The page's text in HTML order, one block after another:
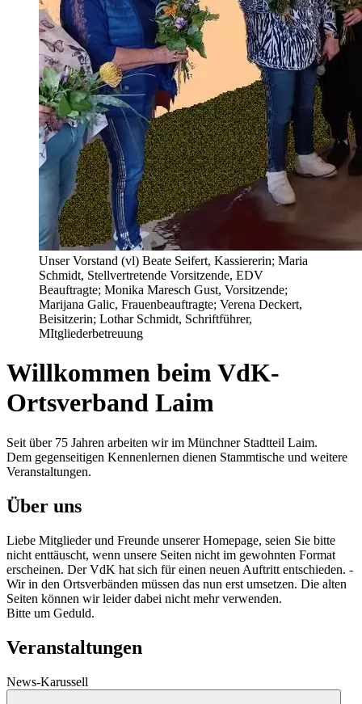
Unser Vorstand (vl) Beate Seifert, Kassiererin; Maria
Schmidt, Stellvertretende Vorsitzende, EDV
Beauftragte; Monika Maresch Gust, Vorsitzende;
Marijana Galic, Frauenbeauftragte; Verena Deckert,
Beisitzerin; Lothar Schmidt, Schriftführer,
MItgliederbetreuung
Willkommen beim VdK-
Ortsverband Laim
Seit über 75 Jahren arbeiten wir im Münchner Stadtteil Laim.
Dem gegenseitigen Kennenlernen dienen Stammtische und weitere
Veranstaltungen.
Über uns
Liebe Mitglieder und Freunde unserer Homepage, seien Sie bitte
nicht enttäuscht, wenn unsere Seiten nicht im gewohnten Format
erscheinen. Der VdK hat sich für einen neuen Auftritt entschieden. -
Wir in den Ortsverbänden müssen das nun erst umsetzen. Die alten
Seiten können wir leider dabei nicht mehr verwenden.
Bitte um Geduld.
Veranstaltungen
News-Karussell